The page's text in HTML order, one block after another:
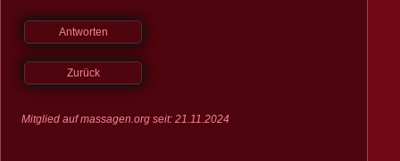
Antworten
Zurück
Mitglied auf massagen.org seit: 21.11.2024